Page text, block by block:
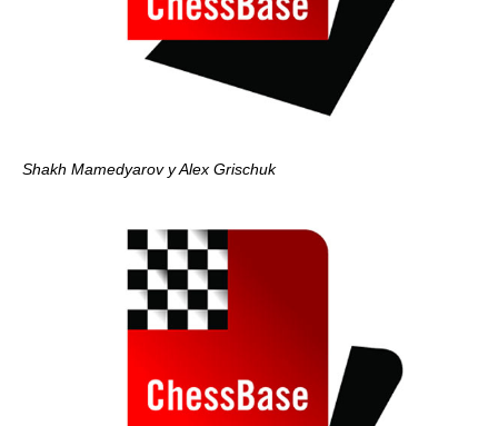
Shakh Mamedyarov y Alex Grischuk